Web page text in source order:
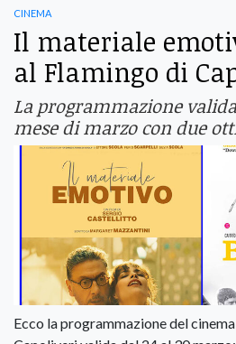
cinema
Il materiale
al Flamingo di
La programmazione
mese di marzo con due
Ecco la programmazione del